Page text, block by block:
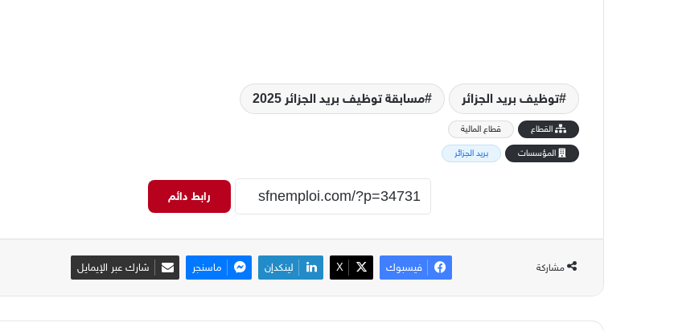
توظيف بريد الجزائر مسابقة توظيف بريد الجزائر 2025
القطاع
قطاع المالية
المؤسسات
بريد الجزائر
رابط دائم
مشاركة فيسبوك ‫X لينكدإن ماسنجر شارك عبر الإيمايل